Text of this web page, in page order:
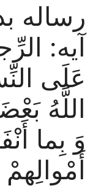
رساله
آیه:
عَلَى
اللَّهُ
وَ بِما
أَمْوالِهِمْ‌